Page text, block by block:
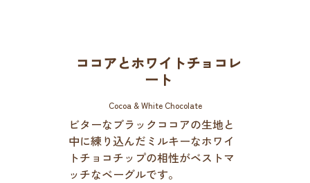
ココアとホワイトチョコレ
ート
Cocoa & White Chocolate
ビターなブラックココアの生地と
中に練り込んだミルキーなホワイ
トチョコチップの相性がベストマ
ッチなベーグルです。